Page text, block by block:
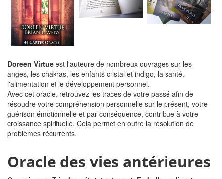
Doreen Virtue est l'auteure de nombreux ouvrages sur les
anges, les chakras, les enfants cristal et indigo, la santé,
l'alimentation et le développement personnel.
Avec cet oracle, retrouvez les traces de votre passé afin de
résoudre votre compréhension personnelle sur le présent, votre
guérison émotionnelle et par conséquence, contribue à votre
croissance spirituelle. Cela permet en outre la résolution de
problèmes récurrents.
Oracle des vies antérieures